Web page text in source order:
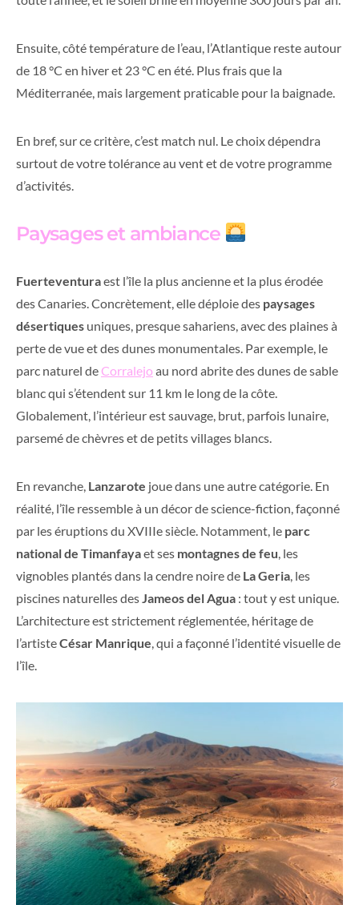
Ensuite, côté température de l’eau, l’Atlantique reste autour
de 18 °C en hiver et 23 °C en été. Plus frais que la
Méditerranée, mais largement praticable pour la baignade.
En bref, sur ce critère, c’est match nul. Le choix dépendra
surtout de votre tolérance au vent et de votre programme
d’activités.
Paysages et ambiance
Fuerteventuraest l’île la plus ancienne et la plus érodée
des Canaries. Concrètement, elle déploie des paysages
désertiques uniques, presque sahariens, avec des plaines à
perte de vue et des dunes monumentales. Par exemple, le
parc naturel deCorralejo au nord abrite des dunes de sable
blanc qui s’étendent sur 11 km le long de la côte.
Globalement, l’intérieur est sauvage, brut, parfois lunaire,
parsemé de chèvres et de petits villages blancs.
En revanche, Lanzarote joue dans une autre catégorie. En
réalité, l’île ressemble à un décor de science-fiction, façonné
par les éruptions du XVIIIe siècle. Notamment, le parc
national de Timanfayaet ses montagnes de feu , les
vignobles plantés dans la cendre noire de La Geria , les
piscines naturelles des Jameos del Agua : tout y est unique.
L’architecture est strictement réglementée, héritage de
l’artisteCésar Manrique , qui a façonné l’identité visuelle de
l’île.